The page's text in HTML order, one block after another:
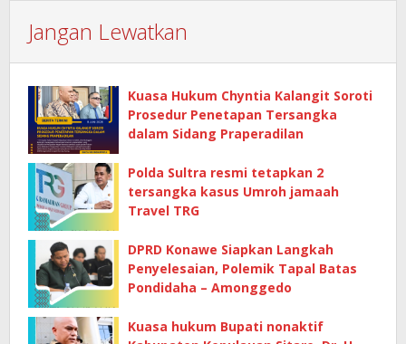
Jangan Lewatkan
Kuasa Hukum Chyntia Kalangit Soroti
Prosedur Penetapan Tersangka
dalam Sidang Praperadilan
Polda Sultra resmi tetapkan 2
tersangka kasus Umroh jamaah
Travel TRG
DPRD Konawe Siapkan Langkah
Penyelesaian, Polemik Tapal Batas
Pondidaha – Amonggedo
Kuasa hukum Bupati nonaktif